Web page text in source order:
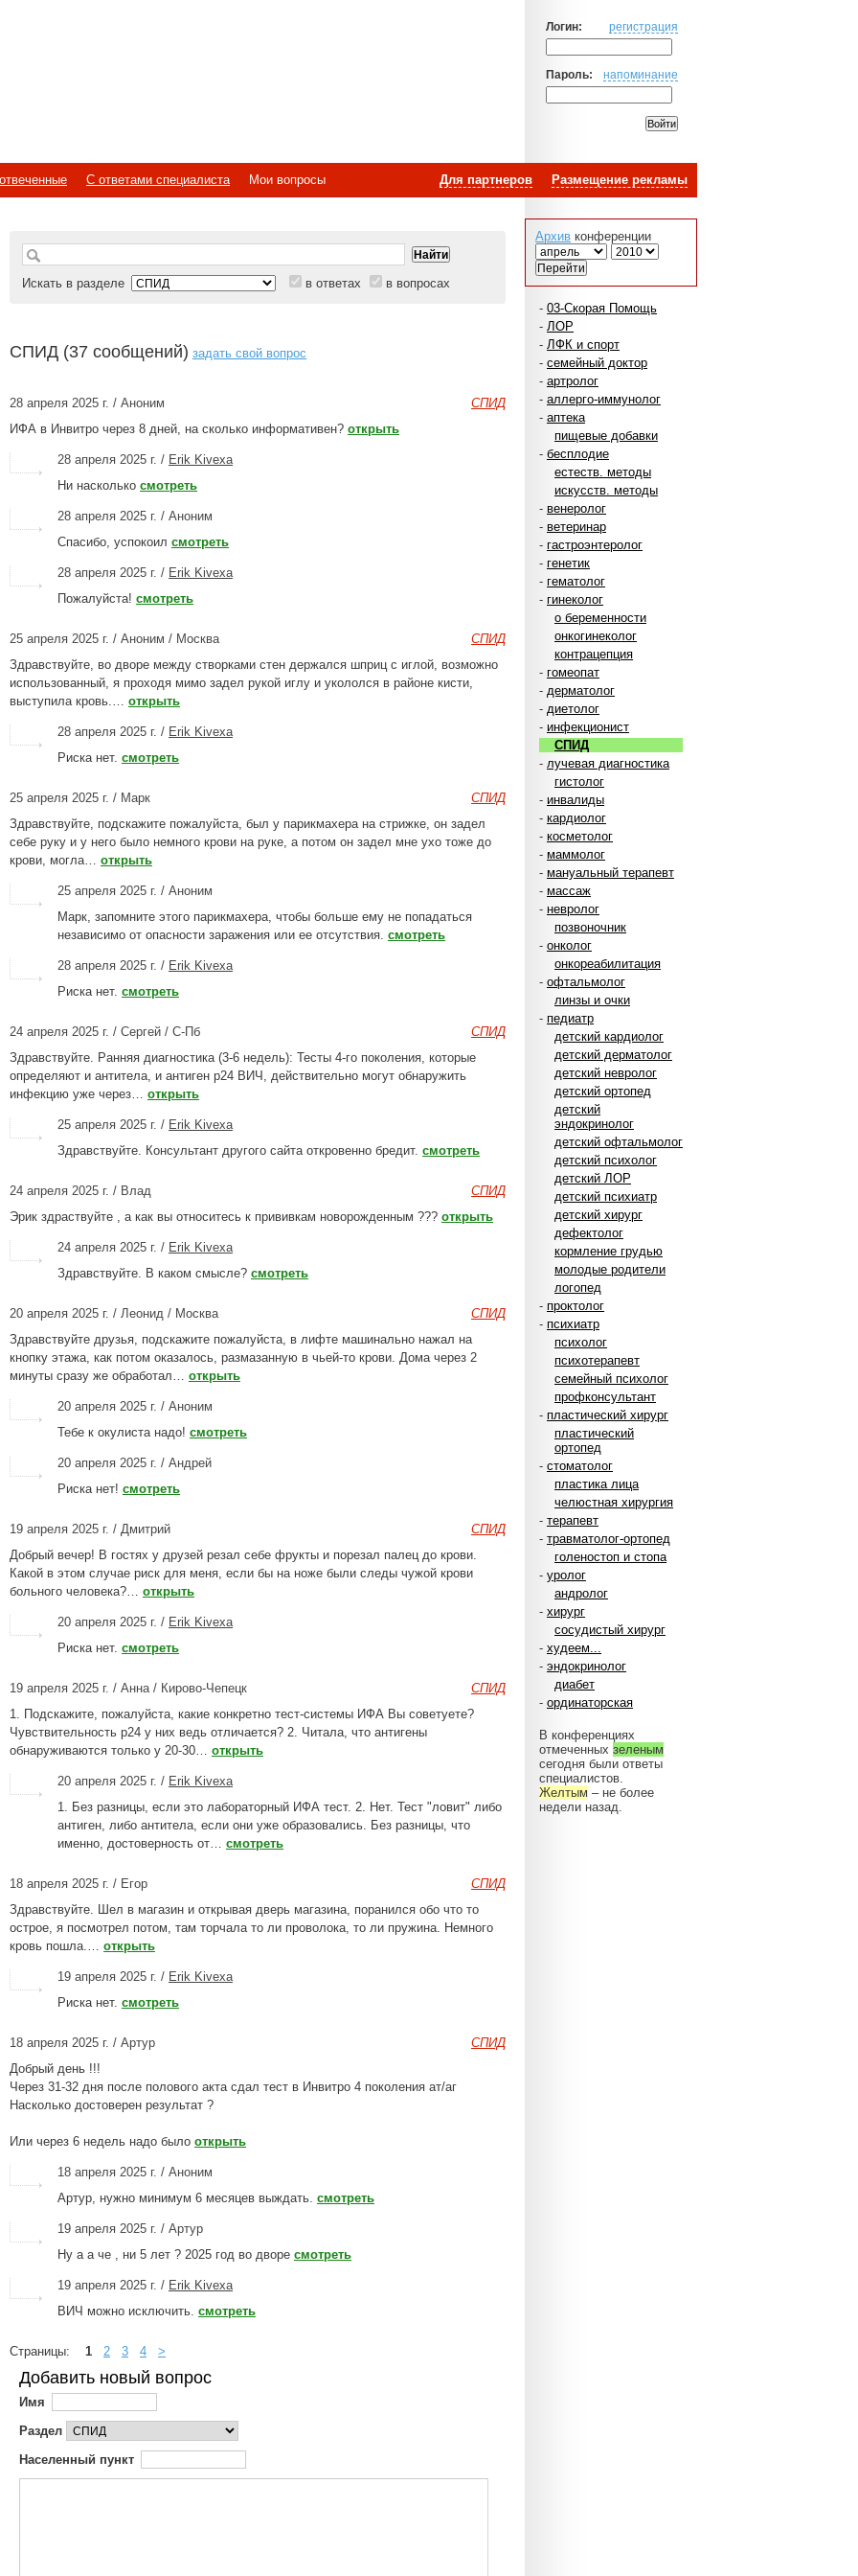
Логин: регистрация
Пароль: напоминание
Размещение рекламы
Для партнеров
С ответами специалиста
Мои вопросы
Архив конференции
- 03-Скорая Помощь
- ЛОР
- ЛФК и спорт
- семейный доктор
- артролог
- аллерго-иммунолог
- аптека
пищевые добавки
- бесплодие
естеств. методы
искусств. методы
- венеролог
- ветеринар
- гастроэнтеролог
- генетик
- гематолог
- гинеколог
о беременности
онкогинеколог
контрацепция
- гомеопат
- дерматолог
- диетолог
- инфекционист
СПИД
- лучевая диагностика
гистолог
- инвалиды
- кардиолог
- косметолог
- маммолог
- мануальный терапевт
- массаж
- невролог
позвоночник
- онколог
онкореабилитация
- офтальмолог
линзы и очки
- педиатр
детский кардиолог
детский дерматолог
детский невролог
детский ортопед
детский
эндокринолог
детский офтальмолог
детский психолог
детский ЛОР
детский психиатр
детский хирург
дефектолог
кормление грудью
молодые родители
логопед
- проктолог
- психиатр
психолог
психотерапевт
семейный психолог
профконсультант
- пластический хирург
пластический
ортопед
- стоматолог
пластика лица
челюстная хирургия
- терапевт
- травматолог-ортопед
голеностоп и стопа
- уролог
андролог
- хирург
сосудистый хирург
- худеем...
- эндокринолог
диабет
- ординаторская
В конференциях
отмеченных зеленым
сегодня были ответы
специалистов.
Желтым – не более
недели назад.
Искать в разделе в ответах в вопросах
СПИД (37 сообщений) задать свой вопрос
СПИД
28 апреля 2025 г. / Аноним
ИФА в Инвитро через 8 дней, на сколько информативен? открыть
28 апреля 2025 г. / Erik Kivexa
Ни насколько смотреть
28 апреля 2025 г. / Аноним
Спасибо, успокоил смотреть
28 апреля 2025 г. / Erik Kivexa
Пожалуйста! смотреть
СПИД
25 апреля 2025 г. / Аноним / Москва
Здравствуйте, во дворе между створками стен держался шприц с иглой, возможно
использованный, я проходя мимо задел рукой иглу и укололся в районе кисти,
выступила кровь.… открыть
28 апреля 2025 г. / Erik Kivexa
Риска нет. смотреть
СПИД
25 апреля 2025 г. / Марк
Здравствуйте, подскажите пожалуйста, был у парикмахера на стрижке, он задел
себе руку и у него было немного крови на руке, а потом он задел мне ухо тоже до
крови, могла… открыть
25 апреля 2025 г. / Аноним
Марк, запомните этого парикмахера, чтобы больше ему не попадаться
независимо от опасности заражения или ее отсутствия. смотреть
28 апреля 2025 г. / Erik Kivexa
Риска нет. смотреть
СПИД
24 апреля 2025 г. / Сергей / С-Пб
Здравствуйте. Ранняя диагностика (3-6 недель): Тесты 4-го поколения, которые
определяют и антитела, и антиген p24 ВИЧ, действительно могут обнаружить
инфекцию уже через… открыть
25 апреля 2025 г. / Erik Kivexa
Здравствуйте. Консультант другого сайта откровенно бредит. смотреть
СПИД
24 апреля 2025 г. / Влад
Эрик здраствуйте , а как вы относитесь к прививкам новорожденным ??? открыть
24 апреля 2025 г. / Erik Kivexa
Здравствуйте. В каком смысле? смотреть
СПИД
20 апреля 2025 г. / Леонид / Москва
Здравствуйте друзья, подскажите пожалуйста, в лифте машинально нажал на
кнопку этажа, как потом оказалось, размазанную в чьей-то крови. Дома через 2
минуты сразу же обработал… открыть
20 апреля 2025 г. / Аноним
Тебе к окулиста надо! смотреть
20 апреля 2025 г. / Андрей
Риска нет! смотреть
СПИД
19 апреля 2025 г. / Дмитрий
Добрый вечер! В гостях у друзей резал себе фрукты и порезал палец до крови.
Какой в этом случае риск для меня, если бы на ноже были следы чужой крови
больного человека?… открыть
20 апреля 2025 г. / Erik Kivexa
Риска нет. смотреть
СПИД
19 апреля 2025 г. / Анна / Кирово-Чепецк
1. Подскажите, пожалуйста, какие конкретно тест-системы ИФА Вы советуете?
Чувствительность р24 у них ведь отличается? 2. Читала, что антигены
обнаруживаются только у 20-30… открыть
20 апреля 2025 г. / Erik Kivexa
1. Без разницы, если это лабораторный ИФА тест. 2. Нет. Тест "ловит" либо
антиген, либо антитела, если они уже образовались. Без разницы, что
именно, достоверность от… смотреть
СПИД
18 апреля 2025 г. / Егор
Здравствуйте. Шел в магазин и открывая дверь магазина, поранился обо что то
острое, я посмотрел потом, там торчала то ли проволока, то ли пружина. Немного
кровь пошла.… открыть
19 апреля 2025 г. / Erik Kivexa
Риска нет. смотреть
СПИД
18 апреля 2025 г. / Артур
Добрый день !!!
Через 31-32 дня после полового акта сдал тест в Инвитро 4 поколения ат/аг
Насколько достоверен результат ?
Или через 6 недель надо было открыть
18 апреля 2025 г. / Аноним
Артур, нужно минимум 6 месяцев выждать. смотреть
19 апреля 2025 г. / Артур
Ну а а че , ни 5 лет ? 2025 год во дворе смотреть
19 апреля 2025 г. / Erik Kivexa
ВИЧ можно исключить. смотреть
Страницы: 1 2 3 4 >
Добавить новый вопрос
Имя
Раздел
Населенный пункт